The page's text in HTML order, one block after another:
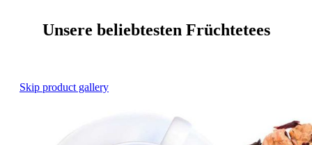
Unsere beliebtesten Früchtetees
Skip product gallery